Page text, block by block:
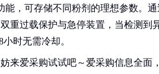
能，可存储不同粉剂的理想参数。
重过载保护与急停装置，当检测到
时无需冷却。
来爱采购试试吧～爱采购信息全面